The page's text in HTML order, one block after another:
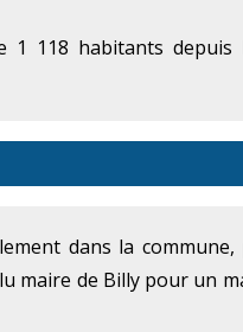
1 118 habitants depuis
dans la commune,
maire de Billy pour un